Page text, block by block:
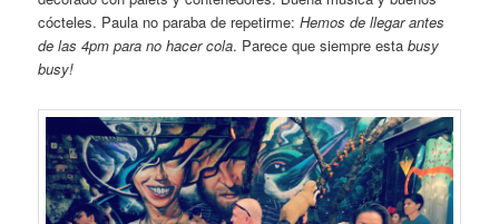
cócteles. Paula no paraba de repetirme:Hemos de llegar antes
de las 4pm para no hacer cola. Parece que siempre estabusy
busy!